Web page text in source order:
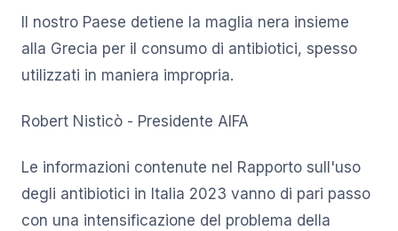
Il nostro Paese detiene la maglia nera insieme
alla Grecia per il consumo di antibiotici, spesso
utilizzati in maniera impropria.
Robert Nisticò - Presidente AIFA
Le informazioni contenute nel Rapporto sull'uso
degli antibiotici in Italia 2023 vanno di pari passo
con una intensificazione del problema della